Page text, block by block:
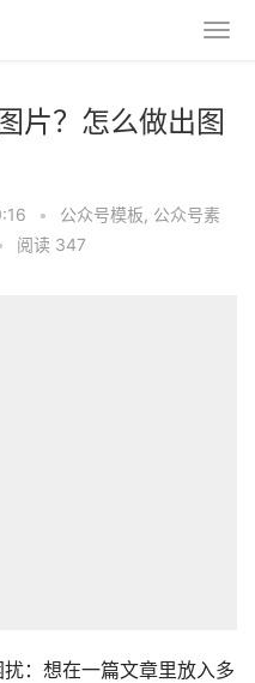
片？怎么做出图
• 公众号模板, 公众号素
阅读 347
：想在一篇文章里放入多